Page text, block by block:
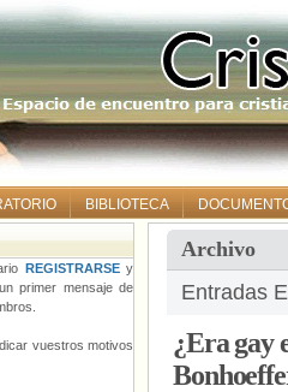
BIBLIOTECA
Archivo
Entradas
¿Era gay
REGISTRARSEy
un primer mensaje de
vuestros motivos